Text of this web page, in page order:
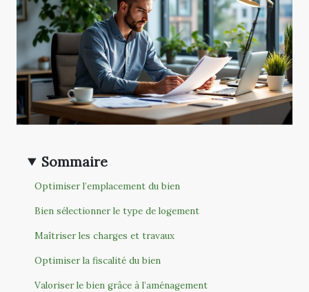
Sommaire
Optimiser l’emplacement du bien
Bien sélectionner le type de logement
Maîtriser les charges et travaux
Optimiser la fiscalité du bien
Valoriser le bien grâce à l’aménagement